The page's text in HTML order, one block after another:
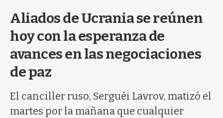
a
Aliados de Ucrania se reúnen
hoy con la esperanza de
avances en las negociaciones
de paz
El canciller ruso, Serguéi Lavrov, matizó el
martes por la mañana que cualquier